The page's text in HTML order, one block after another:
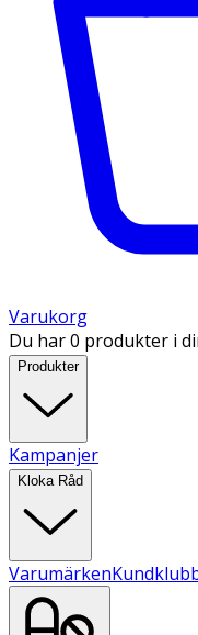
Varukorg
Du har 0 produkter i
Produkter
Kampanjer
Kloka Råd
Varumärken